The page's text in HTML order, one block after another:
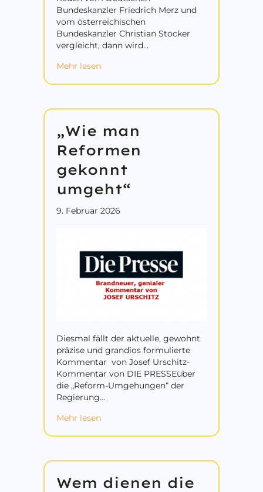
Bundeskanzler Friedrich Merz und
vom österreichischen
Bundeskanzler Christian Stocker
vergleicht, dann wird…
Mehr lesenabout Wo ist die KMU/MITTELSTAND-
„Wie man
Reformen
gekonnt
umgeht“
9. Februar 2026
Diesmal fällt der aktuelle, gewohnt
präzise und grandios formulierte
Kommentar von Josef Urschitz-
Kommentar von DIE PRESSEüber
die „Reform-Umgehungen“ der
Regierung…
Mehr lesenabout „Wie man Reformen gekonnt
Wem dienen die